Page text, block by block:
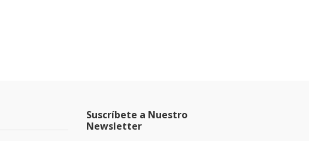
Suscríbete a Nuestro
Newsletter